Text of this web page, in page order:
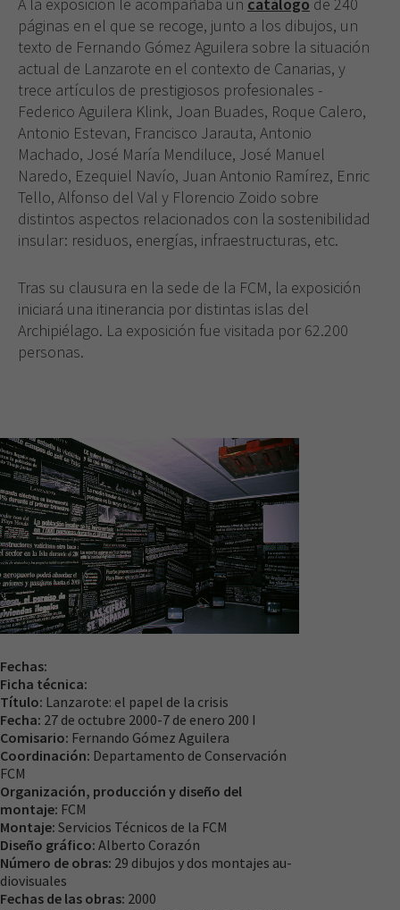
páginas en el que se recoge, junto a los dibujos, un
tex­to de Fernando Gómez Aguilera sobre la situación
ac­tual de Lanzarote en el contexto de Canarias, y
trece artículos de prestigiosos profesionales -
Federico Agui­lera Klink, Joan Buades, Roque Calero,
Antonio Estevan, Francisco Jarauta, Antonio
Machado, José María Mendi­luce, José Manuel
Naredo, Ezequiel Navío, Juan Antonio Ramírez, Enric
Tello, Alfonso del Val y Florencio Zoido­ sobre
distintos aspectos relacionados con la sostenibili­dad
insular: residuos, energías, infraestructuras, etc.
Tras su clausura en la sede de la FCM, la exposi­ción
iniciará una itinerancia por distintas islas del
Ar­chipiélago. La exposición fue visitada por 62.200
personas.
Fechas:
Ficha técnica:
Título: Lanzarote: el papel de la crisis
Fecha: 27 de octubre 2000-7 de enero 200 I
Comisario: Fernando Gómez Aguilera
Coordinación: Departamento de Conservación
FCM
Organización, producción y diseño del
montaje: FCM
Montaje: Servicios Técnicos de la FCM
Diseño gráfico: Alberto Corazón
Número de obras: 29 dibujos y dos montajes au­
diovisuales
Fechas de las obras: 2000
Necesarias
Estas
cookies no
opcionales.
web.
Para que
durante tu